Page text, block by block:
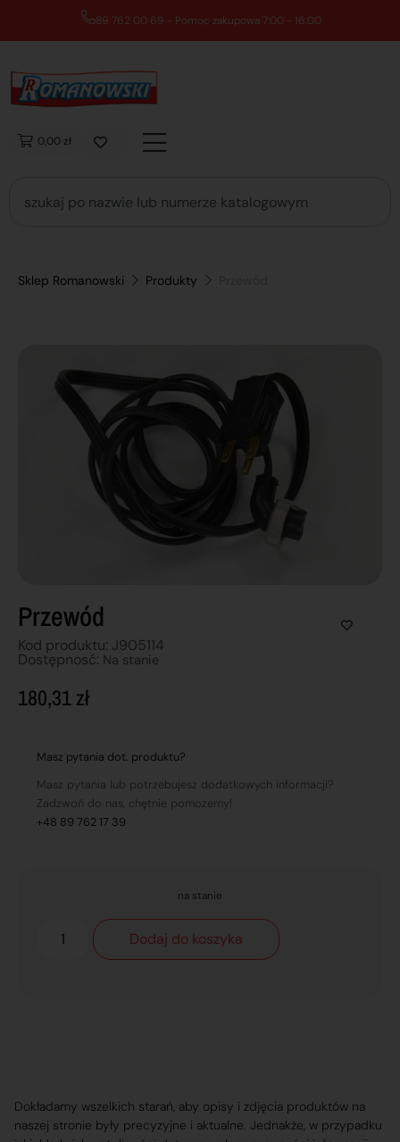
89 762 00 69 - Pomoc zakupowa 7:00 - 16:00
0,00 zł
Sklep Romanowski Produkty
Przewód
Kod produktu: J905114
Dostępnosć: Na stanie
180,31zł
Masz pytania dot. produktu?
Masz pytania lub potrzebujesz dodatkowych informacji?
Zadzwoń do nas, chętnie pomożemy!
+48 89 762 17 39
na stanie
Dodaj do koszyka
Dokładamy wszelkich starań, aby opisy i zdjęcia produktów na
naszej stronie były precyzyjne i aktualne. Jednakże, w przypadku